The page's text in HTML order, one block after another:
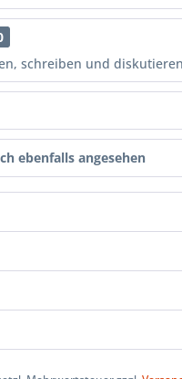
schreiben und
ebenfalls angesehen